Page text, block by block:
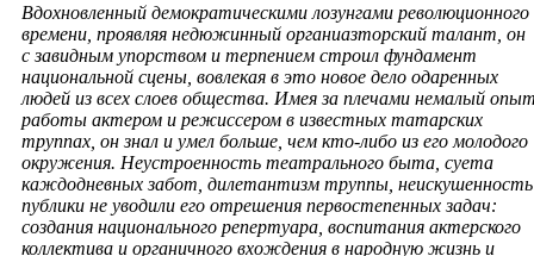
Вдохновленный демократическими лозунгами революционного
времени, проявляя недюжинный органиазторский талант, он
с завидным упорством и терпением строил фундамент
национальной сцены, вовлекая в это новое дело одаренных
людей из всех слоев общества. Имея за плечами немалый
работы актером и режиссером в известных татарских
труппах, он знал и умел больше, чем кто-либо из его молодого
окружения. Неустроенность театрального быта, суета
каждодневных забот, дилетантизм труппы, неискушенность
публики не уводили его отрешения первостепенных задач:
создания национального репертуара, воспитания актерского
коллектива и органичного вхождения в народную жизнь и